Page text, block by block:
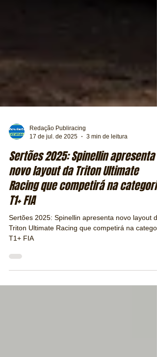
17 de jul. de 2025
3 min de leitura
Sertões 2025: Spinellin apresenta
novo layout da Triton Ultimate
Racing que competirá na categoria
T1+ FIA
Sertões 2025: Spinellin apresenta novo layout da
T1+ FIA